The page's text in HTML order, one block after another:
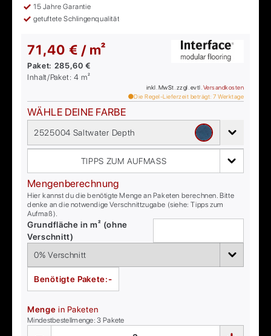
15 Jahre Garantie
getuftete Schlingenqualität
71,40 € / m²
Paket: 285,60 €
Inhalt/Paket:4 m²
inkl. MwSt. zzgl. evtl. Versandkosten
Die Regel-Lieferzeit beträgt: 7 Werktage
WÄHLE DEINE FARBE
2525004 Saltwater Depth
TIPPS ZUM AUFMASS
Mengenberechnung
Hier kannst du die benötigte Menge an Paketen berechnen. Bitte
denke an die notwendige Verschnittzugabe (siehe: Tipps zum
Aufmaß).
Grundfläche in m² (ohne
Verschnitt)
Benötigte Pakete:-
Menge in Paketen
Mindestbestellmenge:3 Pakete